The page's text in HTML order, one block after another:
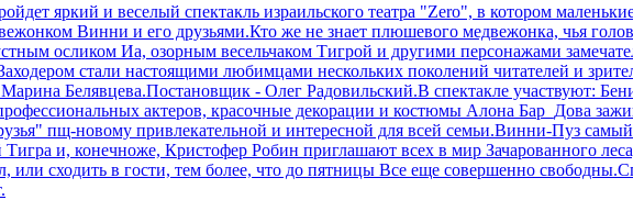
яркий и веселый спектакль израильского театра "Zero", в котором
Винни и его друзьями.Кто же не знает плюшевого медвежонка, чья
осликом Иа, озорным весельчаком Тигрой и другими персонажами
стали настоящими любимцами нескольких поколений читателей и
Марина Белявцева.Постановщик - Олег Радовильский.В спектакле участвуют:
актеров, красочные декорации и костюмы Алона Бар_Дова
пщ-новому привлекательной и интересной для всей семьи.Винни-Пуз
и, конечноже, Кристофер Робин приглашают всех в мир Зачарованного
сходить в гости, тем более, что до пятницы Все еще совершенно